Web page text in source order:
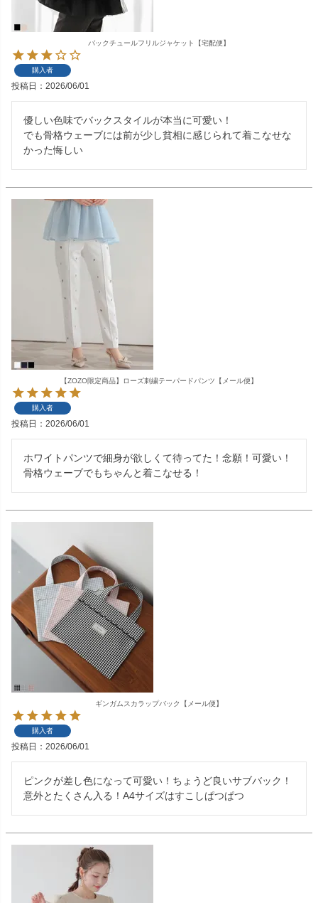
バックチュールフリルジャケット【宅配便】
購入者
投稿日 2026/06/01
優しい色味でバックスタイルが本当に可愛い！
でも骨格ウェーブには前が少し貧相に感じられて着こなせな
かった悔しい
【ZOZO限定商品】ローズ刺繍テーパードパンツ【メール便】
購入者
投稿日 2026/06/01
ホワイトパンツで細身が欲しくて待ってた！念願！可愛い！
骨格ウェーブでもちゃんと着こなせる！
ギンガムスカラップバック【メール便】
購入者
投稿日 2026/06/01
ピンクが差し色になって可愛い！ちょうど良いサブバック！
意外とたくさん入る！A4サイズはすこしぱつぱつ